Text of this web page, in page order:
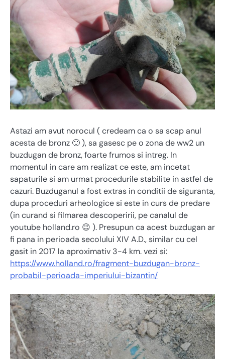
Astazi am avut norocul ( credeam ca o sa scap anul
acesta de bronz 🙂 ), sa gasesc pe o zona de ww2 un
buzdugan de bronz, foarte frumos si intreg. In
momentul in care am realizat ce este, am incetat
sapaturile si am urmat procedurile stabilite in astfel de
cazuri. Buzduganul a fost extras in conditii de siguranta,
dupa proceduri arheologice si este in curs de predare
(in curand si filmarea descoperirii, pe canalul de
youtube holland.ro 😉 ). Presupun ca acest buzdugan ar
fi pana in perioada secolului XIV A.D., similar cu cel
gasit in 2017 la aproximativ 3-4 km. vezi si:
https://www.holland.ro/fragment-buzdugan-bronz-
probabil-perioada-imperiului-bizantin/